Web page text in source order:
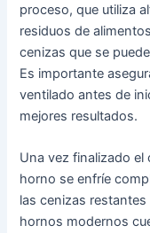
proceso, que utiliza
residuos de
cenizas que se
Es importante
ventilado antes de
mejores resultados.
Una vez finalizado el
horno se enfríe
las cenizas
hornos modernos